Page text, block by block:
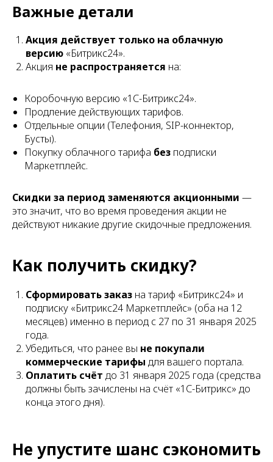
Важные детали
Акция действует только на облачную
версию «Битрикс24».
Акция не распространяется на:
Коробочную версию «1С-Битрикс24».
Продление действующих тарифов.
Отдельные опции (Телефония, SIP-коннектор,
Бусты).
Покупку облачного тарифа без подписки
Маркетплейс.
Скидки за период заменяются акционными —
это значит, что во время проведения акции не
действуют никакие другие скидочные предложения.
Как получить скидку?
Сформировать заказ на тариф «Битрикс24» и
подписку «Битрикс24 Маркетплейс» (оба на 12
месяцев) именно в период с 27 по 31 января 2025
года.
Убедиться, что ранее вы не покупали
коммерческие тарифы для вашего портала.
Оплатить счёт до 31 января 2025 года (средства
должны быть зачислены на счёт «1С-Битрикс» до
конца этого дня).
Не упустите шанс сэкономить